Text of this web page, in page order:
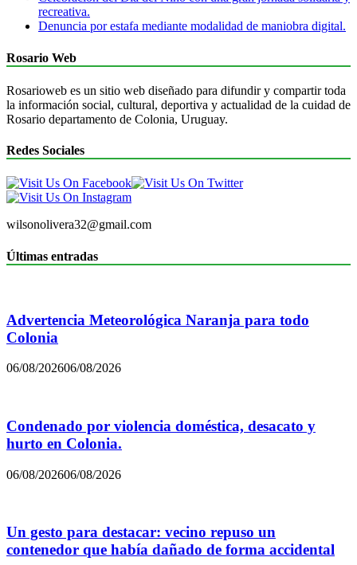
recreativa.
Denuncia por estafa mediante modalidad de maniobra digital.
Rosario Web
Rosarioweb es un sitio web diseñado para difundir y compartir toda
la información social, cultural, deportiva y actualidad de la cuidad de
Rosario departamento de Colonia, Uruguay.
Redes Sociales
wilsonolivera32@gmail.com
Últimas entradas
Advertencia Meteorológica Naranja para todo
Colonia
06/08/202606/08/2026
Condenado por violencia doméstica, desacato y
hurto en Colonia.
06/08/202606/08/2026
Un gesto para destacar: vecino repuso un
contenedor que había dañado de forma accidental